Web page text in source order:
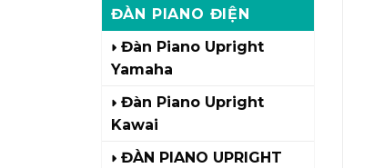
ĐÀN PIANO ĐIỆN
Đàn Piano Upright
Yamaha
Đàn Piano Upright
Kawai
ĐÀN PIANO UPRIGHT